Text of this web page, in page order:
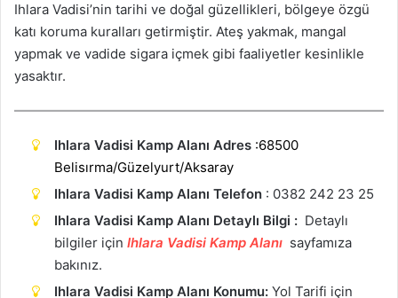
Ihlara Vadisi’nin tarihi ve doğal güzellikleri, bölgeye özgü
katı koruma kuralları getirmiştir. Ateş yakmak, mangal
yapmak ve vadide sigara içmek gibi faaliyetler kesinlikle
yasaktır.
Ihlara Vadisi Kamp Alanı Adres :68500
Belisırma/Güzelyurt/Aksaray
Ihlara Vadisi Kamp Alanı Telefon : 0382 242 23 25
Ihlara Vadisi Kamp Alanı Detaylı Bilgi : Detaylı
bilgiler için Ihlara Vadisi Kamp Alanı sayfamıza
bakınız.
Ihlara Vadisi Kamp Alanı Konumu: Yol Tarifi için